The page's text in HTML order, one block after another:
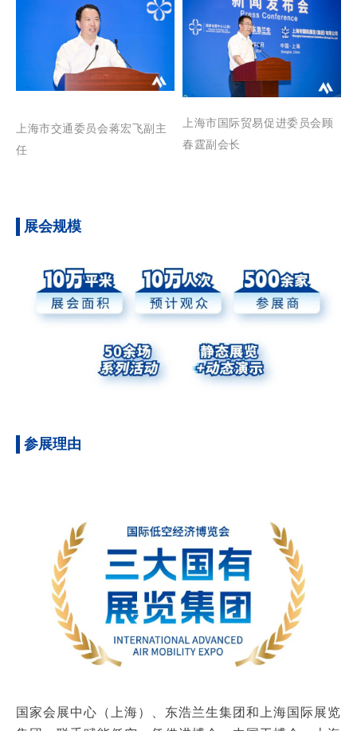
上海市交通委员会蒋宏飞副主
任
上海市国际贸易促进委员会顾
春霆副会长
展会规模
参展理由
国家会展中心（上海）、东浩兰生集团和上海国际展览